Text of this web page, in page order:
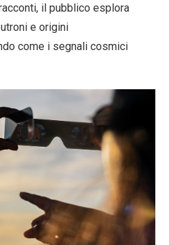
il pubblico esplora
e origini
come i segnali cosmici